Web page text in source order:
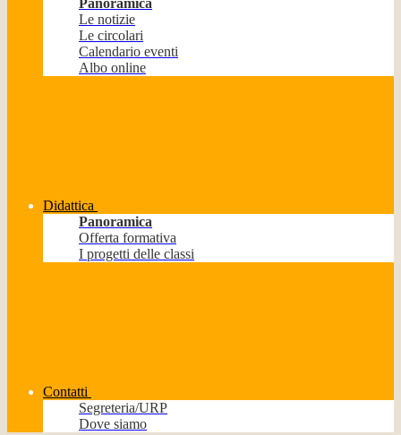
Panoramica
Le notizie
Le circolari
Calendario eventi
Albo online
Didattica
Panoramica
Offerta formativa
I progetti delle classi
Contatti
Segreteria/URP
Dove siamo